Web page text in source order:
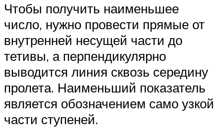
Чтобы получить наименьшее
число, нужно провести прямые от
внутренней несущей части до
тетивы, а перпендикулярно
выводится линия сквозь середину
пролета. Наименьший показатель
является обозначением само узкой
части ступеней.